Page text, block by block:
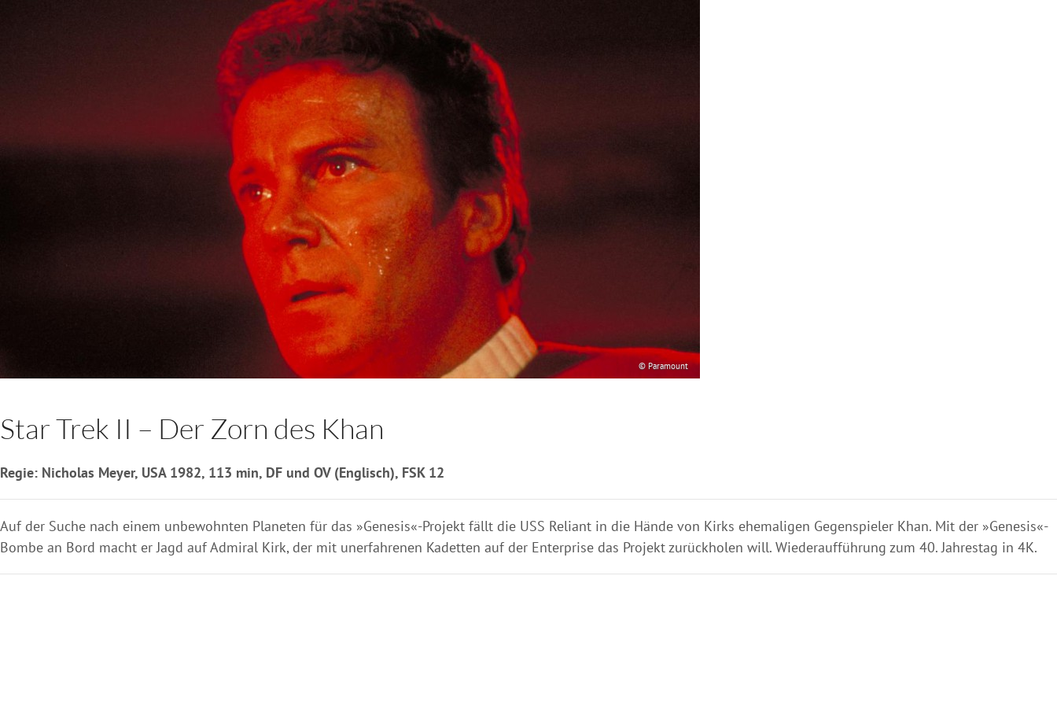
© Paramount
Star Trek II – Der Zorn des Khan
Regie: Nicholas Meyer, USA 1982, 113 min, DF und OV (Englisch), FSK 12
Auf der Suche nach einem unbewohnten Planeten für das »Genesis«-Projekt fällt die USS Reliant in die Hände von Kirks ehemaligen Gegenspieler Khan. Mit der »Genesis«-
Bombe an Bord macht er Jagd auf Admiral Kirk, der mit unerfahrenen Kadetten auf der Enterprise das Projekt zurückholen will. Wiederaufführung zum 40. Jahrestag in 4K.